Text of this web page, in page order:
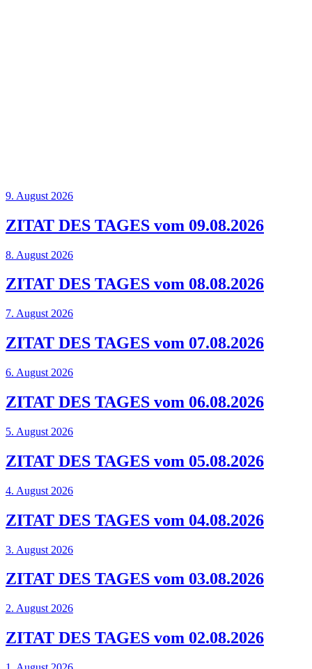
9. August 2026
ZITAT DES TAGES vom 09.08.2026
8. August 2026
ZITAT DES TAGES vom 08.08.2026
7. August 2026
ZITAT DES TAGES vom 07.08.2026
6. August 2026
ZITAT DES TAGES vom 06.08.2026
5. August 2026
ZITAT DES TAGES vom 05.08.2026
4. August 2026
ZITAT DES TAGES vom 04.08.2026
3. August 2026
ZITAT DES TAGES vom 03.08.2026
2. August 2026
ZITAT DES TAGES vom 02.08.2026